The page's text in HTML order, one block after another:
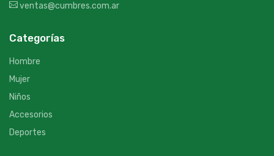
ventas@cumbres.com.ar
Categorías
Hombre
Mujer
Niños
Accesorios
Deportes